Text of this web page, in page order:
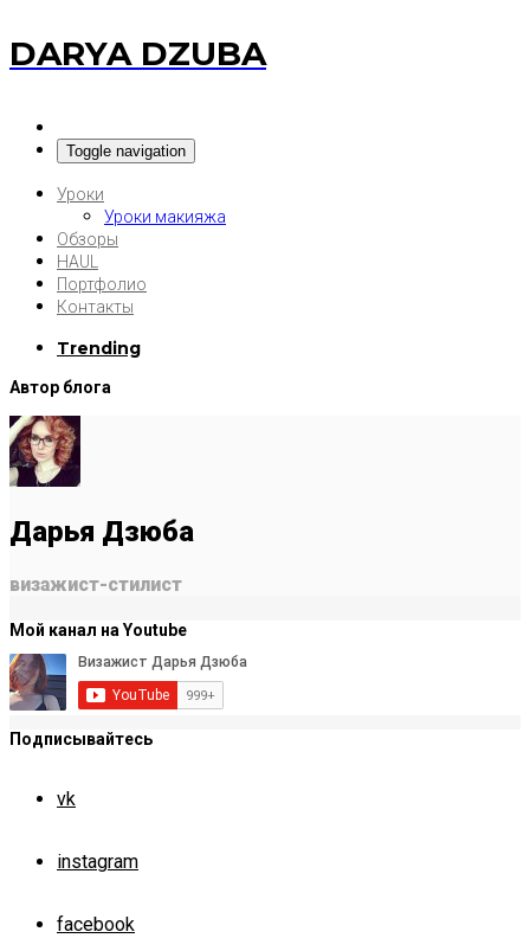
DARYA DZUBA
Toggle navigation
Уроки
Уроки макияжа
Обзоры
HAUL
Портфолио
Контакты
Trending
Автор блога
Дарья Дзюба
визажист-стилист
Мой канал на Youtube
Подписывайтесь
vk
instagram
facebook